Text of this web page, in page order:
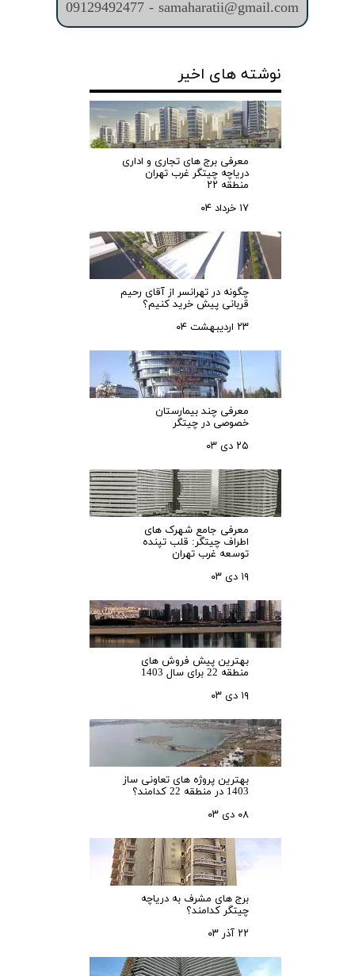
09129492477 - samaharatii@gmail.com
نوشته های اخیر
معرفی برج های تجاری و اداری
دریاچه چیتگر غرب تهران
منطقه ۲۲
۱۷ خرداد ۰۴
چگونه در تهرانسر از آقای رحیم
قربانی پیش خرید کنیم؟
۲۳ اردیبهشت ۰۴
معرفی چند بیمارستان
خصوصی در چیتگر
۲۵ دی ۰۳
معرفی جامع شهرک‌ های
اطراف چیتگر: قلب تپنده
توسعه غرب تهران
۱۹ دی ۰۳
بهترین پیش فروش های
منطقه 22 برای سال 1403
۱۹ دی ۰۳
بهترین پروژه های تعاونی ساز
1403 در منطقه 22 کدامند؟
۰۸ دی ۰۳
برج های مشرف به دریاچه
چیتگر کدامند؟
۲۲ آذر ۰۳